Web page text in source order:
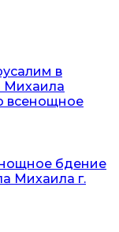
в
Михаила
всенощное
бдение
Михаила г.